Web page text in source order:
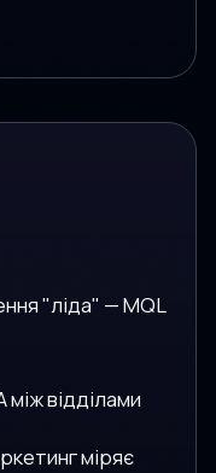
"ліда" — MQL
відділами
міряє